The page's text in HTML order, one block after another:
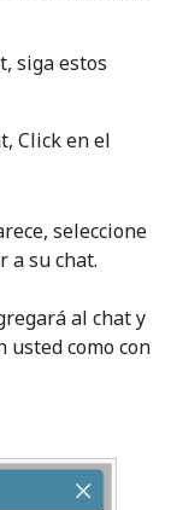
siga estos
Click en el
seleccione
a su chat.
al chat y
usted como con